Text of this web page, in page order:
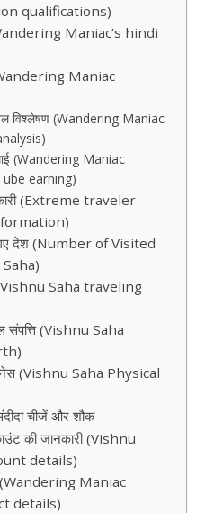
qualifications)
(Wandering Maniac’s hindi
(Wandering Maniac
विश्लेषण (Wandering Maniac
(Wandering Maniac
earning)
(Extreme traveler
गए देश (Number of Visited
(Vishnu Saha traveling
संपत्ति (Vishnu Saha
(Vishnu Saha Physical
चीजें और शौक
की जानकारी (Vishnu
details)
(Wandering Maniac
details)